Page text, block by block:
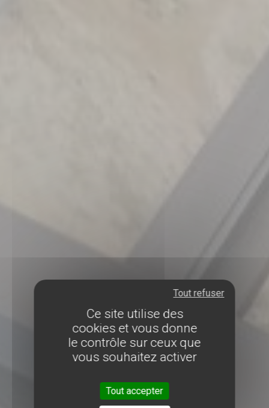
Ce site utilise des
cookies et vous donne
le contrôle sur ceux que
vous souhaitez activer
Tout accepter
Tout refuser